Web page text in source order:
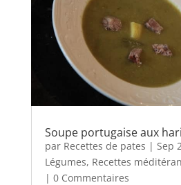
Soupe portugaise aux
par Recettes de pates | Sep
Légumes, Recettes
| 0 Commentaires